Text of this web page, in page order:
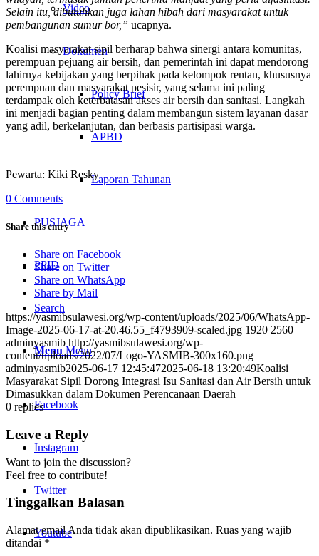
Video
Dokumen
Policy Brief
APBD
Laporan Tahunan
PUSJAGA
PPID
Search
Menu Menu
Facebook
Instagram
Twitter
Youtube
Selain itu, dibutuhkan juga lahan hibah dari masyarakat untuk
pembangunan sumur bor,” ucapnya.
Koalisi masyarakat sipil berharap bahwa sinergi antara komunitas,
perempuan pejuang air bersih, dan pemerintah ini dapat mendorong
lahirnya kebijakan yang berpihak pada kelompok rentan, khususnya
perempuan dan masyarakat pesisir, yang selama ini paling
terdampak oleh keterbatasan akses air bersih dan sanitasi. Langkah
ini menjadi bagian penting dalam membangun sistem layanan dasar
yang adil, berkelanjutan, dan berbasis partisipasi warga.
Pewarta: Kiki Resky
0 Comments
Share this entry
Share on Facebook
Share on Twitter
Share on WhatsApp
Share by Mail
https://yasmibsulawesi.org/wp-content/uploads/2025/06/WhatsApp-
Image-2025-06-17-at-20.46.55_f4793909-scaled.jpg 1920 2560
adminyasmib http://yasmibsulawesi.org/wp-
content/uploads/2022/07/Logo-YASMIB-300x160.png
adminyasmib2025-06-17 12:45:472025-06-18 13:20:49Koalisi
Masyarakat Sipil Dorong Integrasi Isu Sanitasi dan Air Bersih untuk
Dimasukkan dalam Dokumen Perencanaan Daerah
0 replies
Leave a Reply
Want to join the discussion?
Feel free to contribute!
Tinggalkan Balasan
Alamat email Anda tidak akan dipublikasikan. Ruas yang wajib
ditandai *